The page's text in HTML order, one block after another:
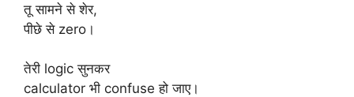
तू सामने से शेर,
पीछे से zero।
तेरी logic सुनकर
calculator भी confuse हो जाए।